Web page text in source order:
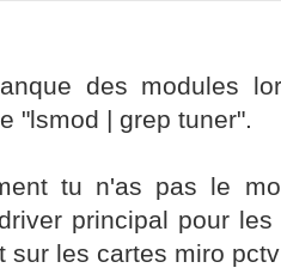
des modules
"lsmod | grep tuner".
tu n'as pas le
principal pour
sur les cartes miro